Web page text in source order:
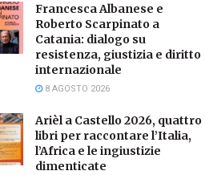
Francesca Albanese e
Roberto Scarpinato a
Catania: dialogo su
resistenza, giustizia e diritto
internazionale
8 AGOSTO 2026
Arièl a Castello 2026, quattro
libri per raccontare l’Italia,
l’Africa e le ingiustizie
dimenticate